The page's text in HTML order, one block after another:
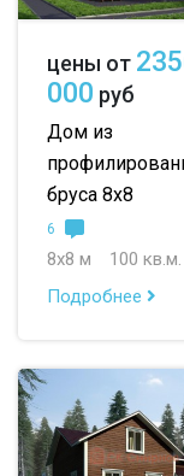
цены от
000 руб
Дом из
бруса 8х8
6
8х8 м
100 кв.м.
Подробнее